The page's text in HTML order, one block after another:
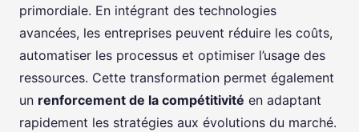
primordiale. En intégrant des technologies
avancées, les entreprises peuvent réduire les coûts,
automatiser les processus et optimiser l’usage des
ressources. Cette transformation permet également
un renforcement de la compétitivité en adaptant
rapidement les stratégies aux évolutions du marché.